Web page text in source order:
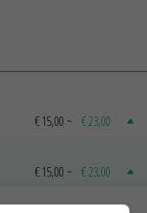
€ 15,00 ~ € 23,00
€ 15,00 ~ € 23,00